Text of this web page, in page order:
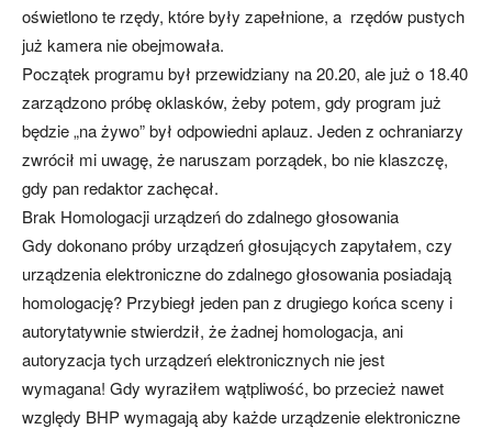
oświetlono te rzędy, które były zapełnione, a rzędów pustych
już kamera nie obejmowała.
Początek programu był przewidziany na 20.20, ale już o 18.40
zarządzono próbę oklasków, żeby potem, gdy program już
będzie „na żywo” był odpowiedni aplauz. Jeden z ochraniarzy
zwrócił mi uwagę, że naruszam porządek, bo nie klaszczę,
gdy pan redaktor zachęcał.
Brak Homologacji urządzeń do zdalnego głosowania
Gdy dokonano próby urządzeń głosujących zapytałem, czy
urządzenia elektroniczne do zdalnego głosowania posiadają
homologację? Przybiegł jeden pan z drugiego końca sceny i
autorytatywnie stwierdził, że żadnej homologacja, ani
autoryzacja tych urządzeń elektronicznych nie jest
wymagana! Gdy wyraziłem wątpliwość, bo przecież nawet
względy BHP wymagają aby każde urządzenie elektroniczne